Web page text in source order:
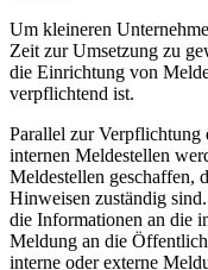
Um kleineren
Zeit zur Umsetzung zu
die Einrichtung von
verpflichtend ist.
Parallel zur Verpflichtung
internen Meldestellen
Meldestellen geschaffen,
Hinweisen zuständig
die Informationen an die
Meldung an die
interne oder externe